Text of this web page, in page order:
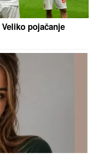
Veliko pojačanje